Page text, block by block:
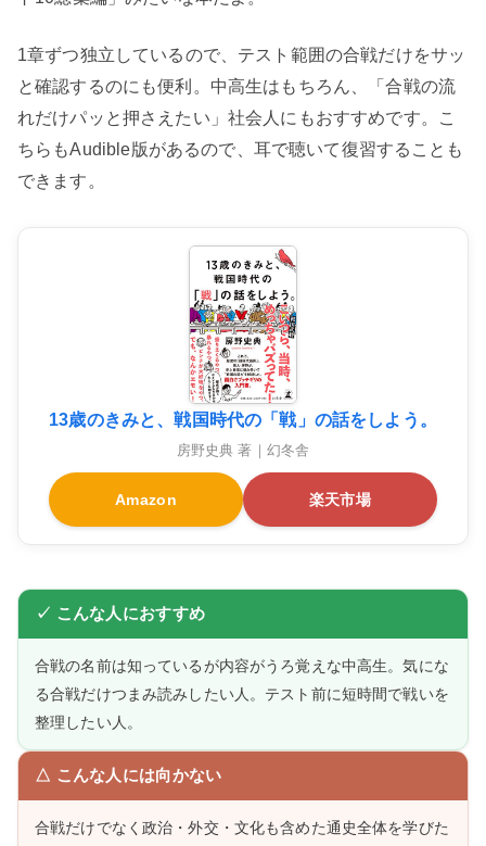
1章ずつ独立しているので、テスト範囲の合戦だけをサッ
と確認するのにも便利。中高生はもちろん、「合戦の流
れだけパッと押さえたい」社会人にもおすすめです。こ
ちらもAudible版があるので、耳で聴いて復習することも
できます。
13歳のきみと、戦国時代の「戦」の話をしよう。
房野史典 著｜幻冬舎
Amazon 楽天市場
✓ こんな人におすすめ
合戦の名前は知っているが内容がうろ覚えな中高生。気にな
る合戦だけつまみ読みしたい人。テスト前に短時間で戦いを
整理したい人。
△ こんな人には向かない
合戦だけでなく政治・外交・文化も含めた通史全体を学びた